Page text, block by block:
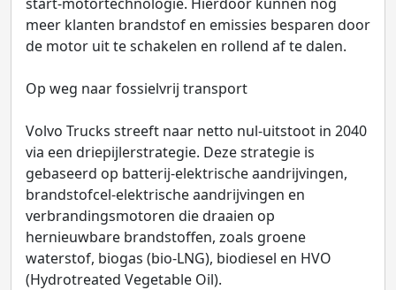
meer klanten brandstof en emissies besparen door
de motor uit te schakelen en rollend af te dalen.
Op weg naar fossielvrij transport
Volvo Trucks streeft naar netto nul-uitstoot in 2040
via een driepijlerstrategie. Deze strategie is
gebaseerd op batterij‑elektrische aandrijvingen,
brandstofcel‑elektrische aandrijvingen en
verbrandingsmotoren die draaien op
hernieuwbare brandstoffen, zoals groene
waterstof, biogas (bio‑LNG), biodiesel en HVO
(Hydrotreated Vegetable Oil).